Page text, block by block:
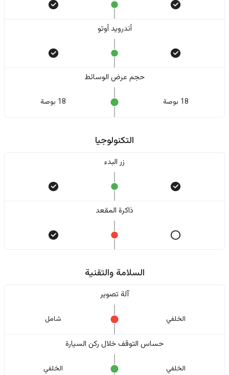
أندرويد أوتو
حجم عرض الوسائط
18 بوصة 18 بوصة
التكنولوجيا
زر البدء
ذاكرة المقعد
السلامة والتقنية
آلة تصوير
الخلفي شامل
حساس التوقف خلال ركن السيارة
الخلفي الخلفي